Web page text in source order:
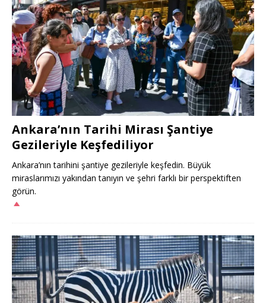
Ankara’nın Tarihi Mirası Şantiye
Gezileriyle Keşfediliyor
Ankara’nın tarihini şantiye gezileriyle keşfedin. Büyük
miraslarımızı yakından tanıyın ve şehri farklı bir perspektiften
görün.